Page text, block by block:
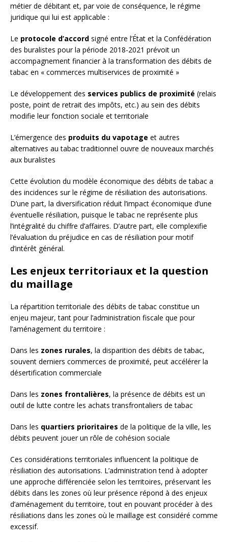
métier de débitant et, par voie de conséquence, le régime
juridique qui lui est applicable :
Le protocole d’accord signé entre l’État et la Confédération
des buralistes pour la période 2018-2021 prévoit un
accompagnement financier à la transformation des débits de
tabac en « commerces multiservices de proximité »
Le développement des services publics de proximité (relais
poste, point de retrait des impôts, etc.) au sein des débits
modifie leur fonction sociale et territoriale
L’émergence des produits du vapotage et autres
alternatives au tabac traditionnel ouvre de nouveaux marchés
aux buralistes
Cette évolution du modèle économique des débits de tabac a
des incidences sur le régime de résiliation des autorisations.
D’une part, la diversification réduit l’impact économique d’une
éventuelle résiliation, puisque le tabac ne représente plus
l’intégralité du chiffre d’affaires. D’autre part, elle complexifie
l’évaluation du préjudice en cas de résiliation pour motif
d’intérêt général.
Les enjeux territoriaux et la question
du maillage
La répartition territoriale des débits de tabac constitue un
enjeu majeur, tant pour l’administration fiscale que pour
l’aménagement du territoire :
Dans les zones rurales, la disparition des débits de tabac,
souvent derniers commerces de proximité, peut accélérer la
désertification commerciale
Dans les zones frontalières, la présence de débits est un
outil de lutte contre les achats transfrontaliers de tabac
Dans les quartiers prioritaires de la politique de la ville, les
débits peuvent jouer un rôle de cohésion sociale
Ces considérations territoriales influencent la politique de
résiliation des autorisations. L’administration tend à adopter
une approche différenciée selon les territoires, préservant les
débits dans les zones où leur présence répond à des enjeux
d’aménagement du territoire, tout en pouvant procéder à des
résiliations dans les zones où le maillage est considéré comme
excessif.